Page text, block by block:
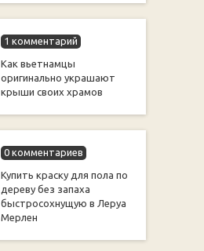
1 комментарий
Как вьетнамцы
оригинально украшают
крыши своих храмов
0 комментариев
Купить краску для пола по
дереву без запаха
быстросохнущую в Леруа
Мерлен